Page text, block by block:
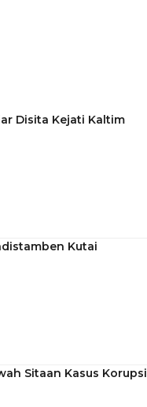
Disita Kejati Kaltim
Kutai
Sitaan Kasus Korupsi